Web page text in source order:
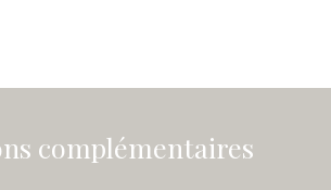
complémentaires